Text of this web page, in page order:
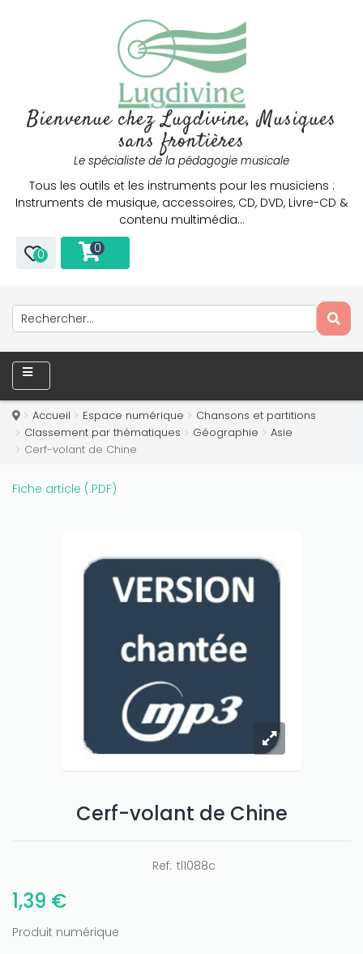
Bienvenue chez Lugdivine, Musiques
sans frontières
Le spécialiste de la pédagogie musicale
Tous les outils et les instruments pour les musiciens :
Instruments de musique, accessoires, CD, DVD, Livre-CD &
contenu multimédia…
0 0
Accueil Espace numérique
Chansons et partitions
Classement par thématiques
Géographie
Asie
Cerf-volant de Chine
Fiche article (.PDF)
Cerf-volant de Chine
Ref: tl1088c
1,39 €
Produit numérique
Only play atJoo casinoif you really want to win a huge
amount on your credits!